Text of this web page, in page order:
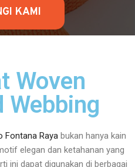
KAMI
Woven
Webbing
Fontana Raya bukan hanya kain
elegan dan ketahanan yang
ini dapat digunakan di berbagai